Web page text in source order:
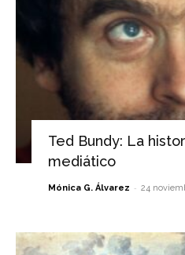
Ted Bundy: La
mediático
Mónica G. Álvarez - 24